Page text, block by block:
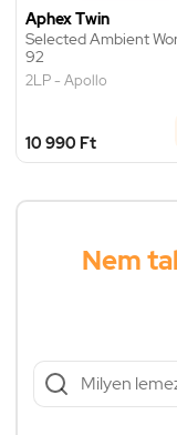
Aphex Twin
Selected Ambient
92
2LP - Apollo
10 990 Ft
Nem